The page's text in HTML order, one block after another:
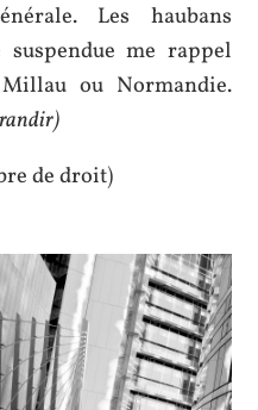
Les haubans
me rappel
ou Normandie.
de droit)